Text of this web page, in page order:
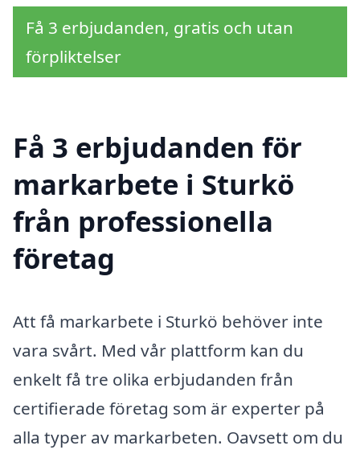
Få 3 erbjudanden, gratis och utan
förpliktelser
Få 3 erbjudanden för
markarbete i Sturkö
från professionella
företag
Att få markarbete i Sturkö behöver inte
vara svårt. Med vår plattform kan du
enkelt få tre olika erbjudanden från
certifierade företag som är experter på
alla typer av markarbeten. Oavsett om du